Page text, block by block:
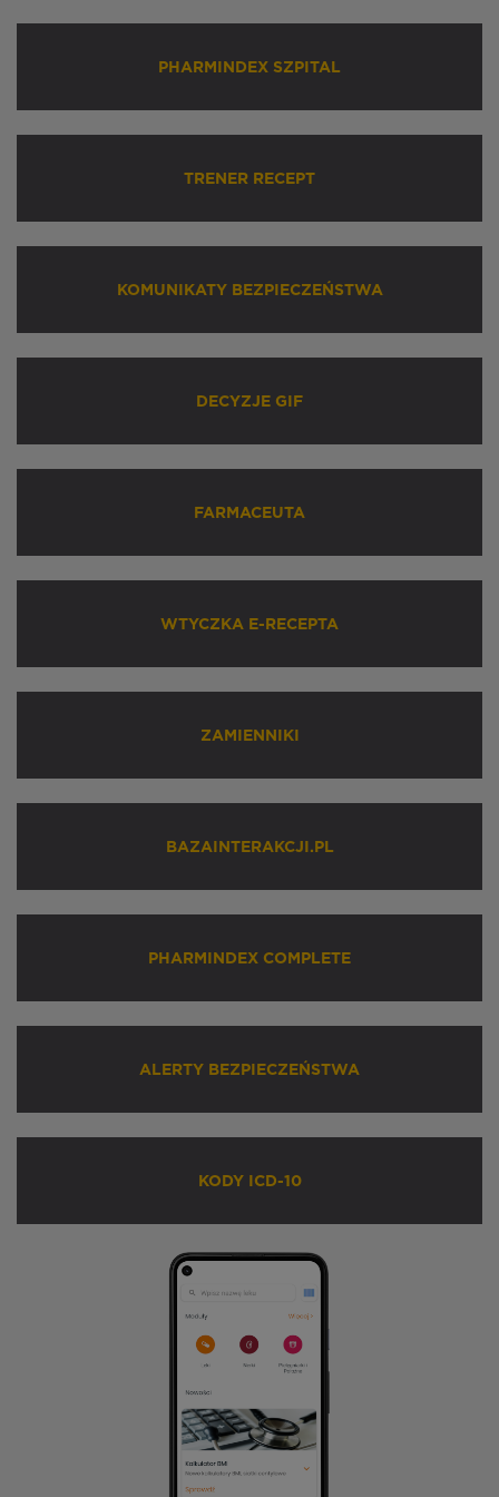
PHARMINDEX SZPITAL
TRENER RECEPT
KOMUNIKATY BEZPIECZEŃSTWA
DECYZJE GIF
FARMACEUTA
WTYCZKA E-RECEPTA
ZAMIENNIKI
BAZAINTERAKCJI.PL
PHARMINDEX COMPLETE
ALERTY BEZPIECZEŃSTWA
KODY ICD-10